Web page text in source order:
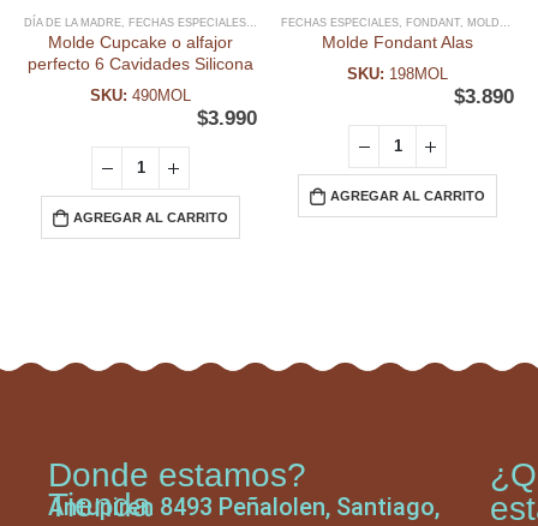
DÍA DE LA MADRE FECHAS ESPECIALES MOLDE CUPCAKES,MOLDE SILICONA MOLDES
Molde Cupcake o alfajor
perfecto 6 Cavidades Silicona
SKU: 490MOL
$3.990
AGREGAR AL CARRITO
FECHAS ESPECIALES FONDANT MOLDE FONDANT
Molde Fondant Alas
SKU: 198MOL
$3.890
AGREGAR AL CARRITO
Tienda
Donde estamos?
Antupiren 8493 Peñalolen, Santiago,